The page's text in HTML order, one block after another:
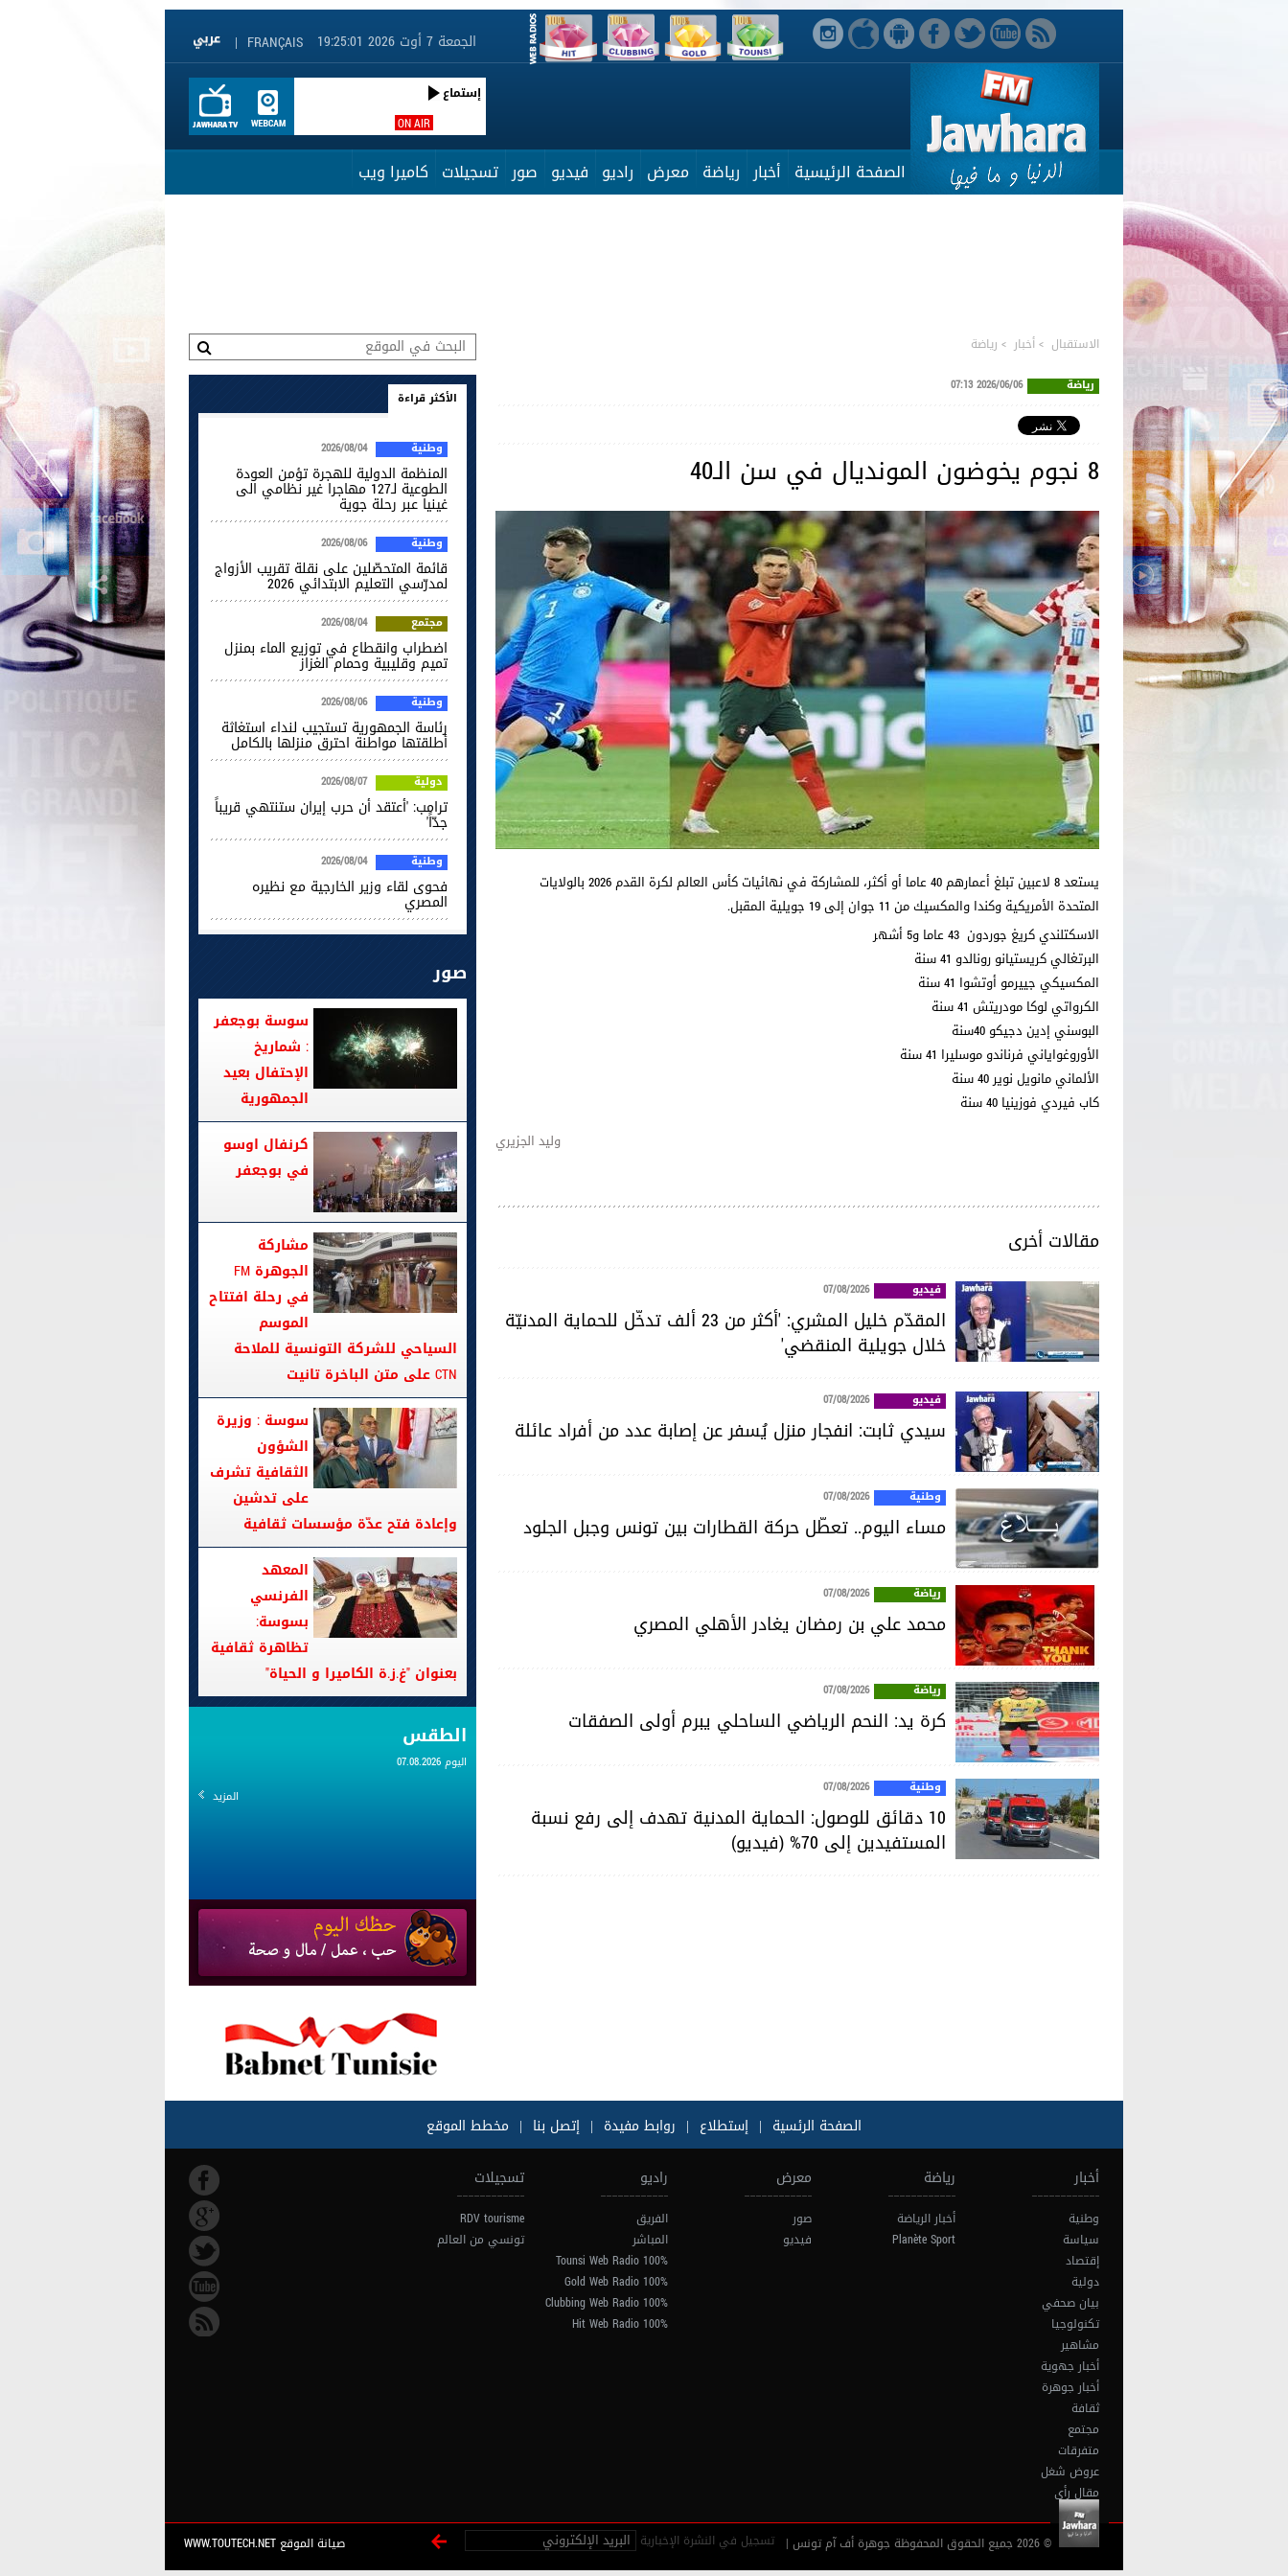
FRANÇAIS
| الجمعة 7 أوت 2026 19:25:02
ON AIR
إستماع
الصفحة الرئيسية أخبار رياضة معرض راديو فيديو صور تسجيلات كاميرا ويب
الاستقبال >أخبار > رياضة
رياضة 2026/06/06 07:13
8 نجوم يخوضون المونديال في سن الـ40
يستعد 8 لاعبين تبلغ أعمارهم 40 عاما أو أكثر، للمشاركة في نهائيات كأس العالم لكرة القدم 2026 بالولايات
المتحدة الأمريكية وكندا والمكسيك من 11 جوان إلى 19 جويلية المقبل.
الاسكتلندي كريغ جوردون 43 عاما و5 أشهر
البرتغالي كريستيانو رونالدو 41 سنة
المكسيكي جييرمو أوتشوا 41 سنة
الكرواتي لوكا مودريتش 41 سنة
البوسني إدين دجيكو 40سنة
الأوروغواياني فرناندو موسليرا 41 سنة
الألماني مانويل نوير 40 سنة
كاب فيردي فوزينيا 40 سنة
وليد الجزيري
مقالات أخرى
فيديو 07/08/2026
المقدّم خليل المشري: 'أكثر من 23 ألف تدخّل للحماية المدنيّة
خلال جويلية المنقضي'
فيديو 07/08/2026
سيدي ثابت: انفجار منزل يُسفر عن إصابة عدد من أفراد عائلة
وطنية 07/08/2026
مساء اليوم.. تعطّل حركة القطارات بين تونس وجبل الجلود
رياضة 07/08/2026
محمد علي بن رمضان يغادر الأهلي المصري
رياضة 07/08/2026
كرة يد: النحم الرياضي الساحلي يبرم أولى الصفقات
وطنية 07/08/2026
10 دقائق للوصول: الحماية المدنية تهدف إلى رفع نسبة
المستفيدين إلى 70% (فيديو)
الأكثر قراءة
وطنية 2026/08/04
المنظمة الدولية للهجرة تؤمن العودة
الطوعية لـ127 مهاجرا غير نظامي الى
غينيا عبر رحلة جوية
وطنية 2026/08/06
قائمة المتحصّلين على نقلة تقريب الأزواج
لمدرّسي التعليم الابتدائي 2026
مجتمع 2026/08/04
اضطراب وانقطاع في توزيع الماء بمنزل
تميم وقليبية وحمام الغزاز
وطنية 2026/08/06
رئاسة الجمهورية تستجيب لنداء استغاثة
أطلقتها مواطنة احترق منزلها بالكامل
دولية 2026/08/07
ترامب: 'أعتقد أن حرب إيران ستنتهي قريباً
جدّاً'
وطنية 2026/08/04
فحوى لقاء وزير الخارجية مع نظيره
المصري
صور
سوسة بوجعفر
: شماريخ
الإحتفال بعيد
الجمهورية
كرنفال اوسو
في بوجعفر
مشاركة
الجوهرة FM
في رحلة افتتاح
الموسم
السياحي للشركة التونسية للملاحة
CTN على متن الباخرة تانيت
سوسة : وزيرة
الشؤون
الثقافية تشرف
على تدشين
وإعادة فتح عدّة مؤسسات ثقافية
المعهد
الفرنسي
بسوسة:
تظاهرة ثقافية
بعنوان "غ.ز.ة الكاميرا و الحياة"
الطقس
اليوم 07.08.2026
المزيد
الصفحة الرئسية | إستطلاع | روابط مفيدة | إتصل بنا | مخطط الموقع
أخبار
وطنية
سياسة
إقتصاد
دولية
بيان صحفي
تكنولوجيا
مشاهير
أخبار جهوية
أخبار جوهرة
ثقافة
مجتمع
متفرقات
عروض شغل
مقال رأي
رياضة
أخبار الرياضة
Planète Sport
معرض
صور
فيديو
راديو
الفريق
المباشر
100% Tounsi Web Radio
100% Gold Web Radio
100% Clubbing Web Radio
100% Hit Web Radio
تسجيلات
RDV tourisme
تونسي من العالم
© 2026 جميع الحقوق المحفوظة جوهرة أف آم تونس | تسجيل في النشرة الإخبارية صيانة الموقع WWW.TOUTECH.NET